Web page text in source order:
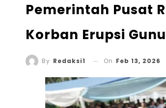
Pemerintah Pusat
Korban Erupsi
By Redaksi1 On Feb 13, 2026